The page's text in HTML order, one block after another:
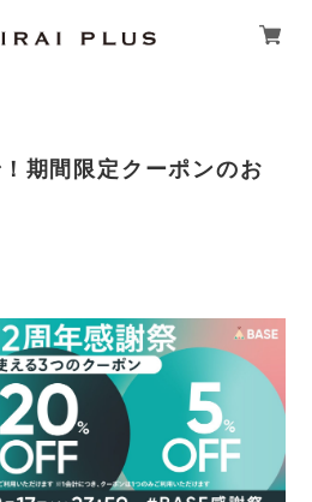
期間限定クーポンのお